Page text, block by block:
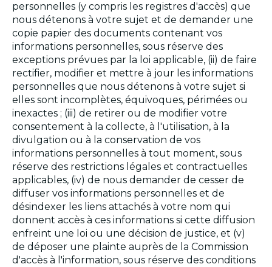
personnelles (y compris les registres d'accès) que
nous détenons à votre sujet et de demander une
copie papier des documents contenant vos
informations personnelles, sous réserve des
exceptions prévues par la loi applicable, (ii) de faire
rectifier, modifier et mettre à jour les informations
personnelles que nous détenons à votre sujet si
elles sont incomplètes, équivoques, périmées ou
inexactes ; (iii) de retirer ou de modifier votre
consentement à la collecte, à l'utilisation, à la
divulgation ou à la conservation de vos
informations personnelles à tout moment, sous
réserve des restrictions légales et contractuelles
applicables, (iv) de nous demander de cesser de
diffuser vos informations personnelles et de
désindexer les liens attachés à votre nom qui
donnent accès à ces informations si cette diffusion
enfreint une loi ou une décision de justice, et (v)
de déposer une plainte auprès de la Commission
d'accès à l'information, sous réserve des conditions